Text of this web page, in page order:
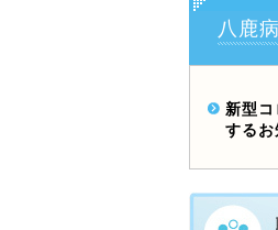
八鹿
新型コ
するお